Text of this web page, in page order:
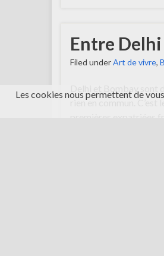
Entre
Filed underArt de vivre,
rien en commun.
premières expatriées
Les cookies nous permettent de